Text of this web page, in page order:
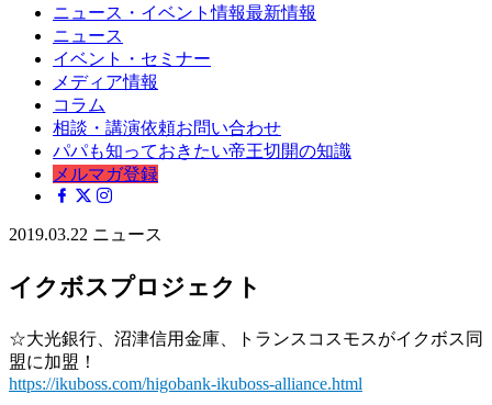
ニュース・イベント情報最新情報
ニュース
イベント・セミナー
メディア情報
コラム
相談・講演依頼お問い合わせ
パパも知っておきたい帝王切開の知識
メルマガ登録
2019.03.22 ニュース
イクボスプロジェクト
☆大光銀行、沼津信用金庫、トランスコスモスがイクボス同
盟に加盟！
https://ikuboss.com/higobank-ikuboss-alliance.html